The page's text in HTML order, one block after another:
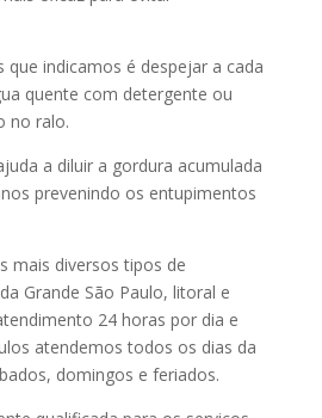
que indicamos é despejar a cada
quente com detergente ou
no ralo.
a diluir a gordura acumulada
prevenindo os entupimentos
mais diversos tipos de
Grande São Paulo, litoral e
24 horas por dia e
atendemos todos os dias da
domingos e feriados.